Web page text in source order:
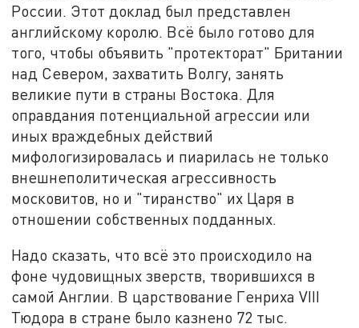
России. Этот доклад был представлен
английскому королю. Всё было готово для
того, чтобы объявить "протекторат" Британии
над Севером, захватить Волгу, занять
великие пути в страны Востока. Для
оправдания потенциальной агрессии или
иных враждебных действий
мифологизировалась и пиарилась не только
внешнеполитическая агрессивность
московитов, но и "тиранство" их Царя в
отношении собственных подданных.
Надо сказать, что всё это происходило на
фоне чудовищных зверств, творившихся в
самой Англии. В царствование Генриха VIII
Тюдора в стране было казнено 72 тыс.